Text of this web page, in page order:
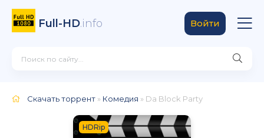
Full-HD.info Войти
Скачать торрент » Комедия » Da Block Party
HDRip